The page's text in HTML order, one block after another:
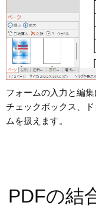
フォームの入力と編
チェックボックス、
ムを扱えます。
PDFの結